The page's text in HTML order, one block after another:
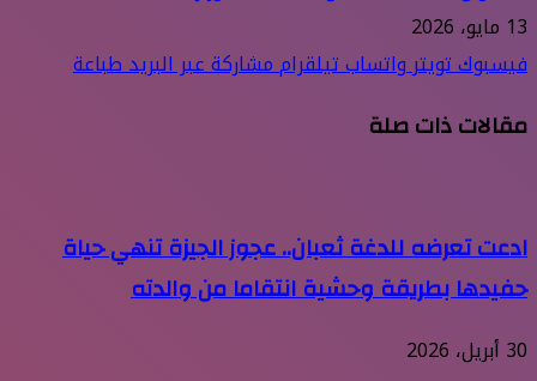
13 مايو، 2026
فيسبوكتويتر واتسابتيلقراممشاركة عبر البريدطباعة
مقالات ذات صلة
ادعت تعرضه للدغة ثعبان.. عجوز الجيزة تنهي حياة
حفيدها بطريقة وحشية انتقاما من والدته
30 أبريل، 2026